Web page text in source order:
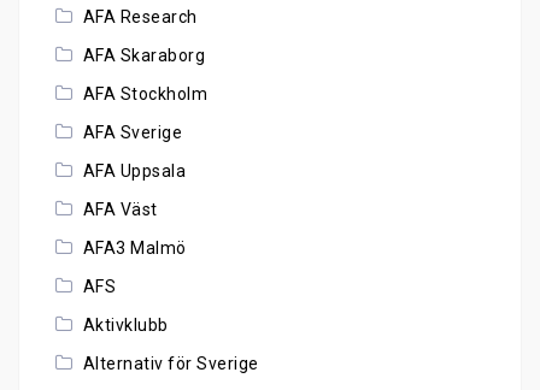
AFA Research
AFA Skaraborg
AFA Stockholm
AFA Sverige
AFA Uppsala
AFA Väst
AFA3 Malmö
AFS
Aktivklubb
Alternativ för Sverige